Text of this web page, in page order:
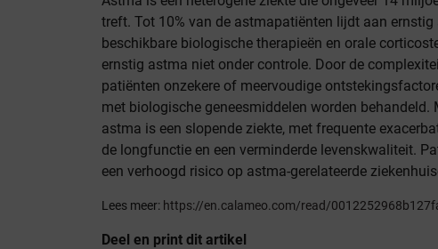
treft. Tot 10% van de astmapatiënten lijdt aan
beschikbare biologische therapieën en orale
ernstig astma niet onder controle. Door de
patiënten onzekere of meervoudige
met biologische geneesmiddelen worden behandeld.
astma is een slopende ziekte, met frequente
de longfunctie en een verminderde levenskwaliteit.
een verhoogd risico op astma-gerelateerde
Lees meer: https://en.calameo.com/read/
Deel en print dit artikel